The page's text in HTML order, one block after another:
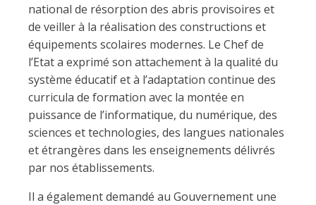
national de résorption des abris provisoires et
de veiller à la réalisation des constructions et
équipements scolaires modernes. Le Chef de
l’Etat a exprimé son attachement à la qualité du
système éducatif et à l’adaptation continue des
curricula de formation avec la montée en
puissance de l’informatique, du numérique, des
sciences et technologies, des langues nationales
et étrangères dans les enseignements délivrés
par nos établissements.
Il a également demandé au Gouvernement une